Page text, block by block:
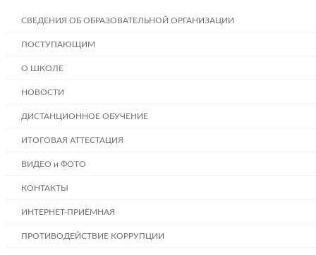
СВЕДЕНИЯ ОБ ОБРАЗОВАТЕЛЬНОЙ ОРГАНИЗАЦИИ
ПОСТУПАЮЩИМ
О ШКОЛЕ
НОВОСТИ
ДИСТАНЦИОННОЕ ОБУЧЕНИЕ
ИТОГОВАЯ АТТЕСТАЦИЯ
ВИДЕО и ФОТО
КОНТАКТЫ
ИНТЕРНЕТ-ПРИЁМНАЯ
ПРОТИВОДЕЙСТВИЕ КОРРУПЦИИ